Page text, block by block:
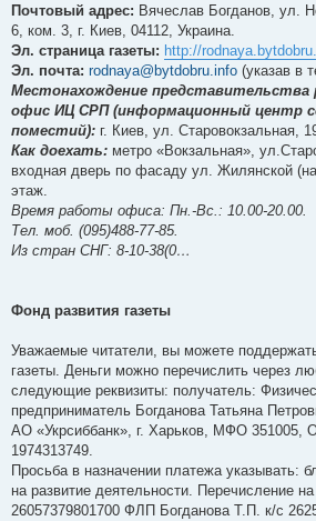
Почтовый адрес: Вячеслав Богданов, ул.
6, ком. 3, г. Киев, 04112, Украина.
Эл. страница газеты: http://
Эл. почта: rodnaya@bytdobru.info (указав в
Местонахождение представительства
офис ИЦ СРП (информационный центр
поместий): г. Киев, ул. Старовокзальная,
Как доехать: метро «Вокзальная»,
входная дверь по фасаду ул. Жилянской
этаж.
Время работы офиса: Пн.-Вс.: 10.00-20.00.
Тел. моб. (095)488-77-85.
Из стран СНГ: 8-10-38(0…
Фонд развития газеты
Уважаемые читатели, вы можете
газеты. Деньги можно перечислить через
следующие реквизиты: получатель:
предприниматель Богданова Татьяна
АО «Укрсиббанк», г. Харьков, МФО 351005,
1974313749.
Просьба в назначении платежа указывать:
на развитие деятельности. Перечисление
26057379801700 ФЛП Богданова Т.П. к/с